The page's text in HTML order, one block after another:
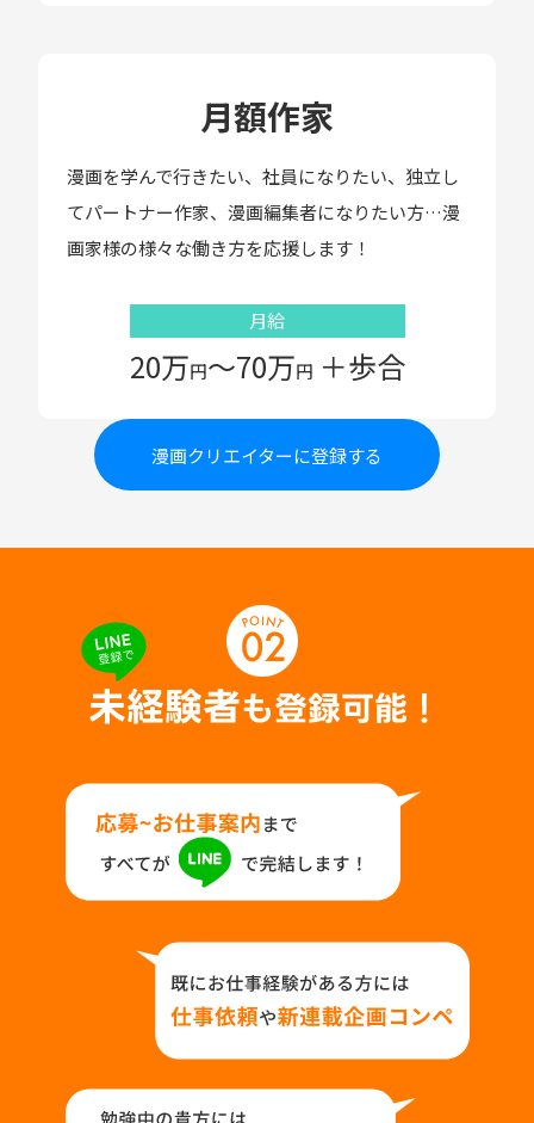
月額作家
漫画を学んで行きたい、社員になりたい、独立し
てパートナー作家、漫画編集者になりたい方…漫
画家様の様々な働き方を応援します！
月給
20万円〜70万円 ＋歩合
漫画クリエイターに登録する